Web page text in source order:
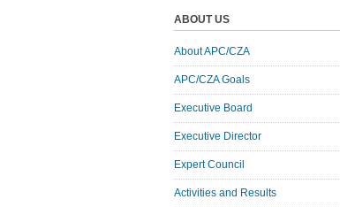
ABOUT US
About APC/CZA
APC/CZA Goals
Executive Board
Executive Director
Expert Council
Activities and Results